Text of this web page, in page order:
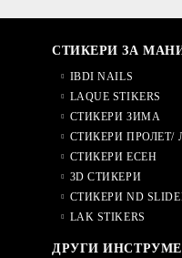
СТИКЕРИ ЗА
IBDI NAILS
LAQUE STIKERS
СТИКЕРИ ЗИМА
СТИКЕРИ ПРОЛЕТ/
СТИКЕРИ ЕСЕН
3D СТИКЕРИ
СТИКЕРИ ND
LAK STIKERS
ДРУГИ